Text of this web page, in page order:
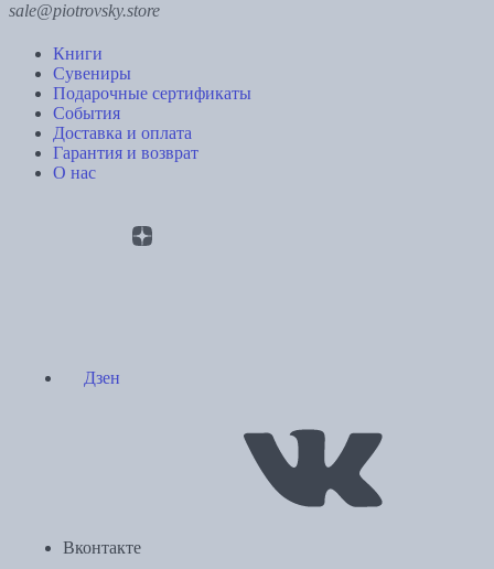
sale@piotrovsky.store
Книги
Сувениры
Подарочные сертификаты
События
Доставка и оплата
Гарантия и возврат
О нас
Дзен
Вконтакте